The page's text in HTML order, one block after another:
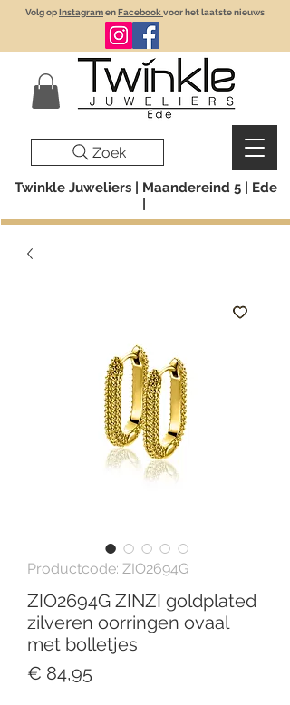
Twinkle Juweliers | Maandereind 5 | Ede
Volg opInstagramenFacebook voor het laatste nieuws
Zoek
Productcode: ZIO2694G
ZIO2694G ZINZI goldplated
zilveren oorringen ovaal
met bolletjes
€ 84,95Prijs